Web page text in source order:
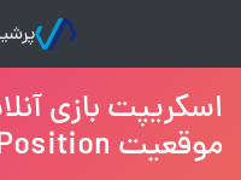
موقعیت Hold Position